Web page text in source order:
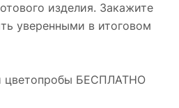
изделия. Закажите
уверенными в итоговом
цветопробы БЕСПЛАТНО